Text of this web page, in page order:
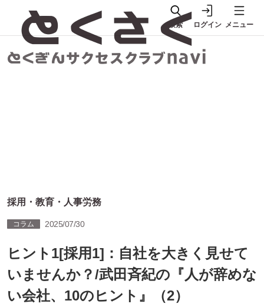
検索 ログイン メニュー
採用・教育・人事労務
コラム 2025/07/30
ヒント1[採用1]：自社を大きく見せて
いませんか？/武田斉紀の『人が辞めな
い会社、10のヒント』（2）